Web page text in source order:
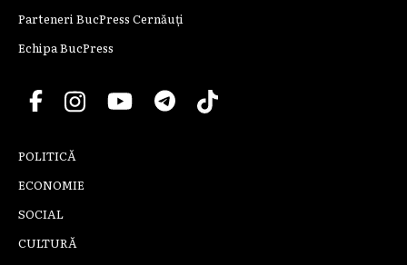
Parteneri BucPress Cernăuți
Echipa BucPress
POLITICĂ
ECONOMIE
SOCIAL
CULTURĂ